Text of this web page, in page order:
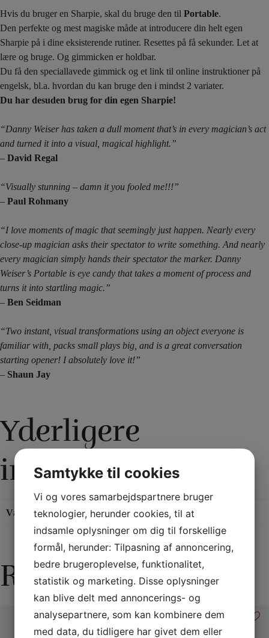
Hvis du bruger en Sharpie, skal du bruge den til Portable.
Den perfekte og mest magiske måde at introducere din helt egen
Sharpie på i dine eksisterende rutiner. Resettes på få sekunder. Let at
lære og bruge. Og gimmicken er holdbar.
Du få den speciallavede gimmick og et link til online instruktioner på
engelsk, bl.a. hvordan du kan bruge den i mindst 2 variater.
Du har desuden brug for din egen Sharpie!
“Danny Weiser has taken a dull moment that’s in every magician’s act
and turned it into a visual, magical highlight.”
– David Regal
“Visually stunning – damn it you fooled me!!!”
– Paul Rohmany
“I love moments of magic that seemingly just happen. Nearly every
close-up magician asks their spectator to write something. And nearly
every magician simply hands their spectator the marker. Danny
Weiser’s Portable is eye candy that takes a moment of process and
turns it into startling magic.”
– Ben Seidman
“Two instant, visual transformations using an object everyone is
familiar with, packs small plays big, and is a great conversation
starting opener! I absolutely love it!”
– Shaun Jay
Yderligere
information
Vægt 0,06 kg
Relaterede varer
Samtykke til cookies
Vi og vores samarbejdspartnere bruger
teknologier, herunder cookies, til at
indsamle oplysninger om dig til forskellige
formål, herunder: Tilpasning af annoncering,
bedre brugeroplevelse, funktionalitet,
statistik og marketing. Disse oplysninger
kan blive delt med annoncerings- og
analysepartnere, som kan kombinere dem
med data, du tidligere har givet dem eller